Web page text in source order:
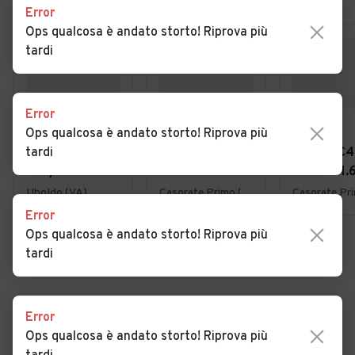
€ 4.950
Fiat Panda 1.2
EasyPower
Lounge
Uboldo (VA)
€ 3.900
Picasso 1.6hdi
7posti 2012
Casorate Primo (PV)
€ 3.900
Citroen C4
Picasso
7posti
Cerca altri risultati
Error
Ops qualcosa è andato storto! Riprova più
tardi
Error
Ops qualcosa è andato storto! Riprova più
tardi
Error
Ops qualcosa è andato storto! Riprova più
tardi
Error
Ops qualcosa è andato storto! Riprova più